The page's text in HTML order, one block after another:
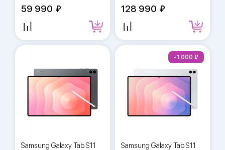
59 990 128 990
Samsung Galaxy Tab S11
Samsung Galaxy Tab S11
-1 000